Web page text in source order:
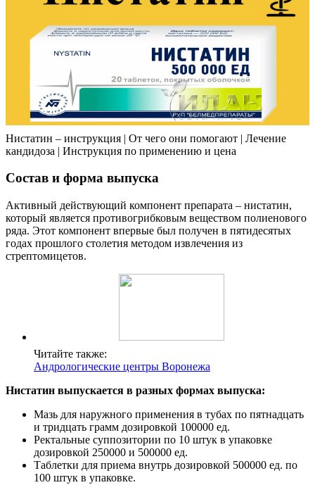
Нистатин – инструкция | От чего они помогают | Лечение
кандидоза | Инструкция по применению и цена
Состав и форма выпуска
Активный действующий компонент препарата – нистатин,
который является противогрибковым веществом полиенового
ряда. Этот компонент впервые был получен в пятидесятых
годах прошлого столетия методом извлечения из
стрептомицетов.
Читайте также:
Андрологические центры Воронежа
Нистатин выпускается в разных формах выпуска:
Мазь для наружного применения в тубах по пятнадцать
и тридцать грамм дозировкой 100000 ед.
Ректальные суппозитории по 10 штук в упаковке
дозировкой 250000 и 500000 ед.
Таблетки для приема внутрь дозировкой 500000 ед. по
100 штук в упаковке.